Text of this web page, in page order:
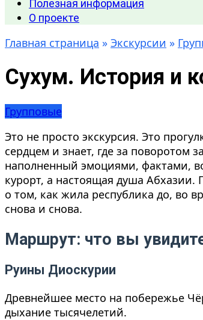
Полезная информация
О проекте
Главная страница » Экскурсии »
Сухум. История и
Групповые
Это не просто экскурсия. Это
сердцем и знает, где за поворотом
наполненный эмоциями, фактами,
курорт, а настоящая душа Абхазии.
о том, как жила республика до, во
снова и снова.
Маршрут: что вы
Руины Диоскурии
Древнейшее место на побережье
дыхание тысячелетий.